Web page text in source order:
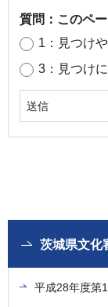
質問：このペ
1：見つけ
3：見つけ
茨城県文化
平成28年度第